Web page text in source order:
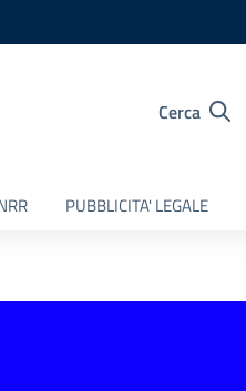
Cerca
PUBBLICITA' LEGALE